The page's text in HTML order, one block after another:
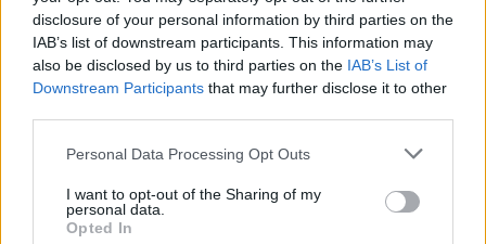
disclosure of your personal information by third parties on the
IAB’s list of downstream participants. This information may
also be disclosed by us to third parties on the IAB’s List of
Downstream Participants that may further disclose it to other
Personal Data Processing Opt Outs
I want to opt-out of the Sharing of my
personal data.
Opted In
🪐🚀 Canciones para Ver las Estrellas:
Psicodelia y Space Rock 🎸✨
🌌🚀 Viaje intergaláctico: la mejor selección de
psicodelia, space rock y atmósferas cósmicas para
tus noches de astronomía. 🪐🎸 Desconecta, mira